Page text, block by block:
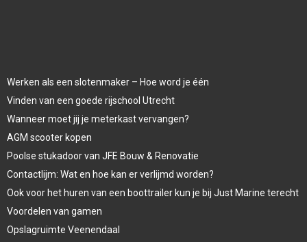
Werken als een slotenmaker – Hoe word je één
Vinden van een goede rijschool Utrecht
Wanneer moet jij je meterkast vervangen?
AGM scooter kopen
Poolse stukadoor van JFE Bouw & Renovatie
Contactlijm: Wat en hoe kan er verlijmd worden?
Ook voor het huren van een boottrailer kun je bij Just Marine terecht
Voordelen van gamen
Opslagruimte Veenendaal